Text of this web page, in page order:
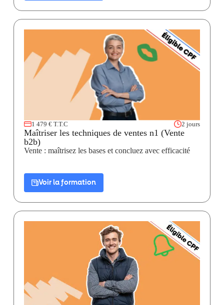
1 479 € T.T.C 2 jours
Maîtriser les techniques de ventes n1 (Vente
b2b)
Vente : maîtrisez les bases et concluez avec efficacité
Voir la formation